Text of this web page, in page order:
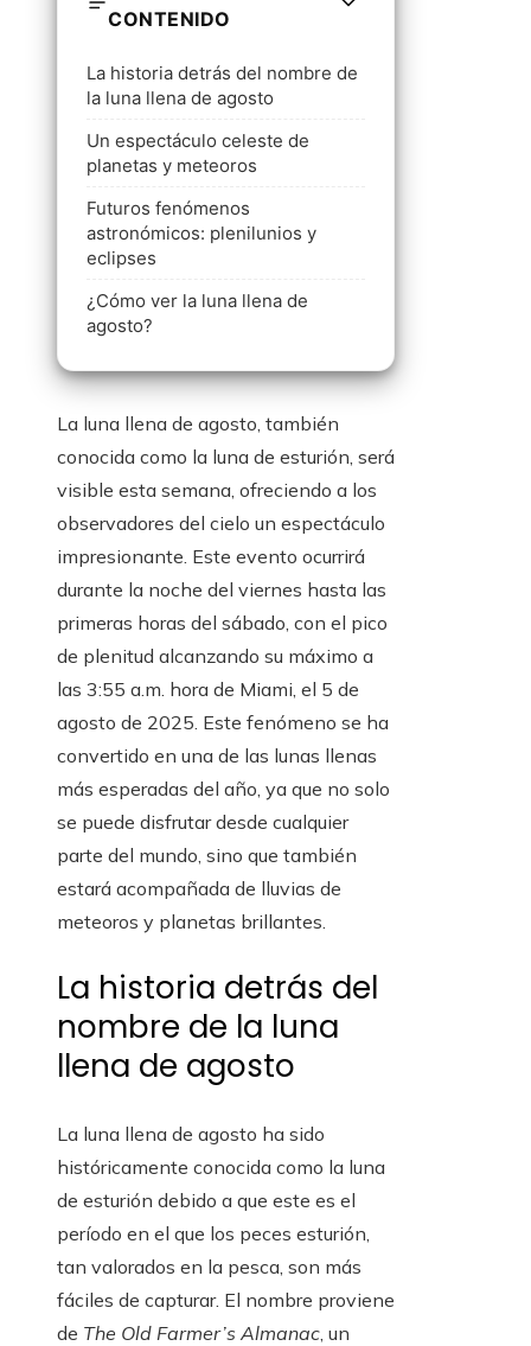
CONTENIDO
La historia detrás del nombre de
la luna llena de agosto
Un espectáculo celeste de
planetas y meteoros
Futuros fenómenos
astronómicos: plenilunios y
eclipses
¿Cómo ver la luna llena de
agosto?
La luna llena de agosto, también
conocida como la luna de esturión, será
visible esta semana, ofreciendo a los
observadores del cielo un espectáculo
impresionante. Este evento ocurrirá
durante la noche del viernes hasta las
primeras horas del sábado, con el pico
de plenitud alcanzando su máximo a
las 3:55 a.m. hora de Miami, el 5 de
agosto de 2025. Este fenómeno se ha
convertido en una de las lunas llenas
más esperadas del año, ya que no solo
se puede disfrutar desde cualquier
parte del mundo, sino que también
estará acompañada de lluvias de
meteoros y planetas brillantes.
La historia detrás del
nombre de la luna
llena de agosto
La luna llena de agosto ha sido
históricamente conocida como la luna
de esturión debido a que este es el
período en el que los peces esturión,
tan valorados en la pesca, son más
fáciles de capturar. El nombre proviene
de The Old Farmer’s Almanac, un